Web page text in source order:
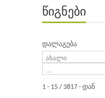
ავტორებიწიგნები
დალაგება
1 - 15 / 3817 - დან